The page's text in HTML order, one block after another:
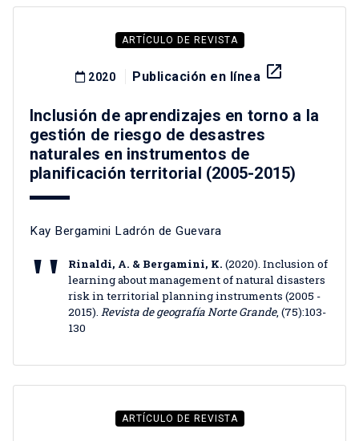
ARTÍCULO DE REVISTA
2020 Publicación en línea launch
Inclusión de aprendizajes en torno a la
gestión de riesgo de desastres
naturales en instrumentos de
planificación territorial (2005-2015)
Kay Bergamini Ladrón de Guevara
Rinaldi, A. & Bergamini, K. (2020). Inclusion of
learning about management of natural disasters
risk in territorial planning instruments (2005 -
2015). Revista de geografía Norte Grande, (75):103-
130
ARTÍCULO DE REVISTA